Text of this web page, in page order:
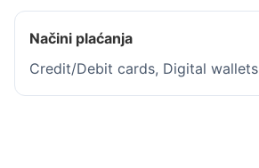
Načini plaćanja
Credit/Debit cards, Digital wallets